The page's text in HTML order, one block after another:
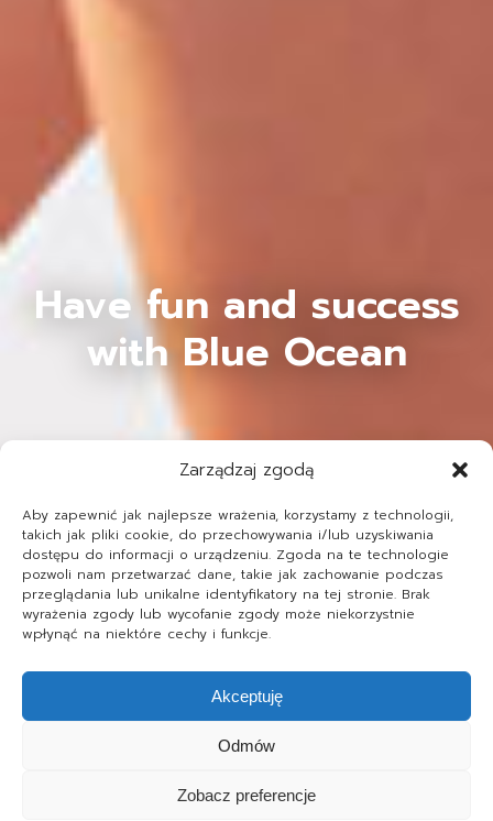
Zarządzaj zgodą
Aby zapewnić jak najlepsze wrażenia, korzystamy z technologii,
takich jak pliki cookie, do przechowywania i/lub uzyskiwania
dostępu do informacji o urządzeniu. Zgoda na te technologie
pozwoli nam przetwarzać dane, takie jak zachowanie podczas
przeglądania lub unikalne identyfikatory na tej stronie. Brak
wyrażenia zgody lub wycofanie zgody może niekorzystnie
wpłynąć na niektóre cechy i funkcje.
Akceptuję
Odmów
Zobacz preferencje
Have fun and success
with Blue Ocean